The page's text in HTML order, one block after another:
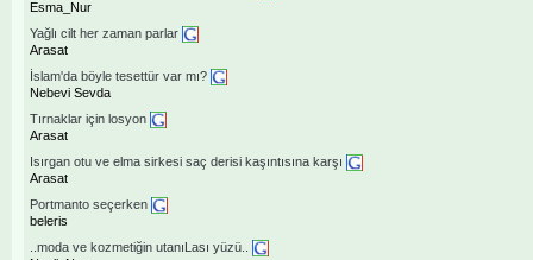
Esma_Nur
Yağlı cilt her zaman parlar
Arasat
İslam'da böyle tesettür var mı?
Nebevi Sevda
Tırnaklar için losyon
Arasat
Isırgan otu ve elma sirkesi saç derisi kaşıntısına karşı
Arasat
Portmanto seçerken
beleris
..moda ve kozmetiğin utanıLası yüzü..